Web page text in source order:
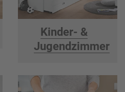
Kinder- &
Jugendzimmer